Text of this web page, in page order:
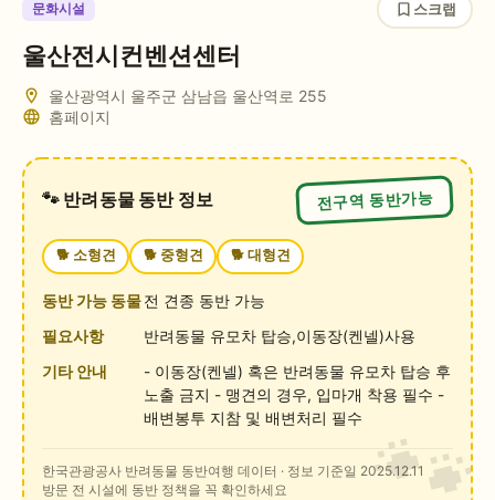
문화시설 스크랩
울산전시컨벤션센터
울산광역시 울주군 삼남읍 울산역로 255
홈페이지
🐾 반려동물 동반 정보 전구역 동반가능
🐕 소형견 🐕 중형견 🐕 대형견
동반 가능 동물전 견종 동반 가능
필요사항
반려동물 유모차 탑승,이동장(켄넬)사용
기타 안내
- 이동장(켄넬) 혹은 반려동물 유모차 탑승 후
노출 금지 - 맹견의 경우, 입마개 착용 필수 -
배변봉투 지참 및 배변처리 필수
한국관광공사 반려동물 동반여행 데이터 · 정보 기준일 2025.12.11
방문 전 시설에 동반 정책을 꼭 확인하세요